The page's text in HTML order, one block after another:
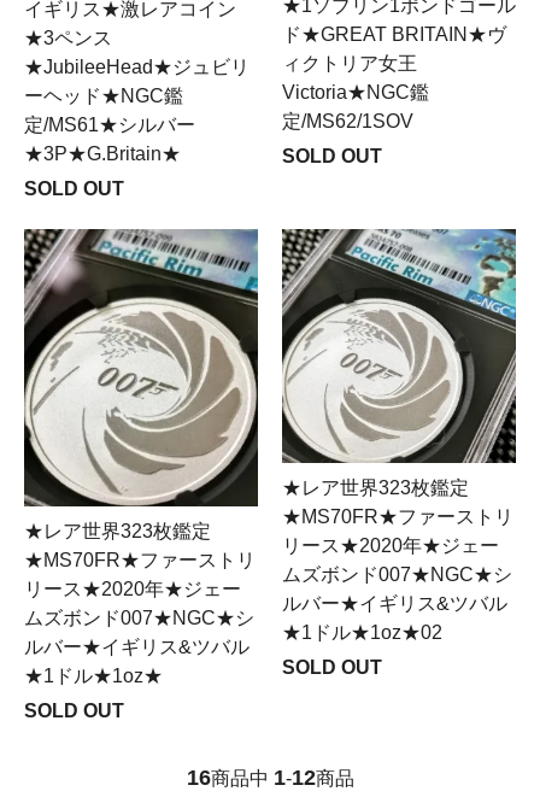
イギリス★激レアコイン
★3ペンス
★JubileeHead★ジュビリ
ーヘッド★NGC鑑
定/MS61★シルバー
★3P★G.Britain★
SOLD OUT
★1ソブリン1ポンドゴール
ド★GREAT BRITAIN★ヴ
ィクトリア女王
Victoria★NGC鑑
定/MS62/1SOV
SOLD OUT
★レア世界323枚鑑定
★MS70FR★ファーストリ
リース★2020年★ジェー
ムズボンド007★NGC★シ
ルバー★イギリス&ツバル
★1ドル★1oz★
SOLD OUT
★レア世界323枚鑑定
★MS70FR★ファーストリ
リース★2020年★ジェー
ムズボンド007★NGC★シ
ルバー★イギリス&ツバル
★1ドル★1oz★02
SOLD OUT
16商品中 1-12商品